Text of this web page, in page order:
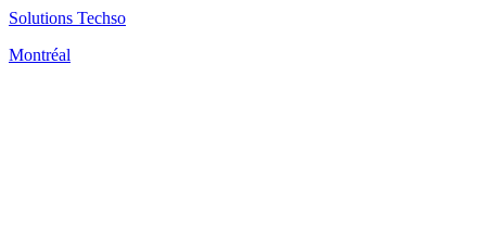
Solutions Techso
Montréal